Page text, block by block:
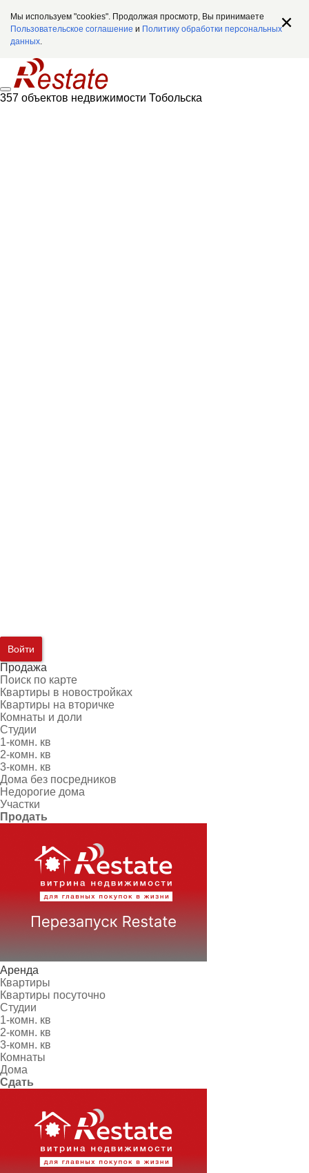
Мы используем "cookies". Продолжая просмотр, Вы принимаете
Пользовательское соглашение и Политику обработки персональных
данных.
357 объектов недвижимости Тобольска
Войти
Продажа
Поиск по карте
Квартиры в новостройках
Квартиры на вторичке
Комнаты и доли
Студии
1-комн. кв
2-комн. кв
3-комн. кв
Дома без посредников
Недорогие дома
Участки
Продать
Аренда
Квартиры
Квартиры посуточно
Студии
1-комн. кв
2-комн. кв
3-комн. кв
Комнаты
Дома
Сдать